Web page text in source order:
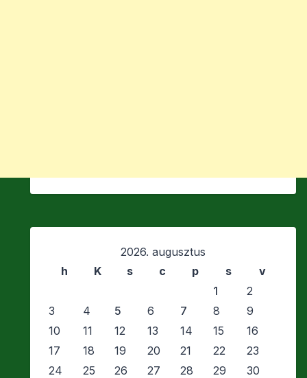
2026. augusztus
h
K s c p s
v
1
2
3
4 5 6 7 8
9
10
11 12 13 14 15
16
17
18 19 20 21 22
23
24
25 26 27 28 29
30